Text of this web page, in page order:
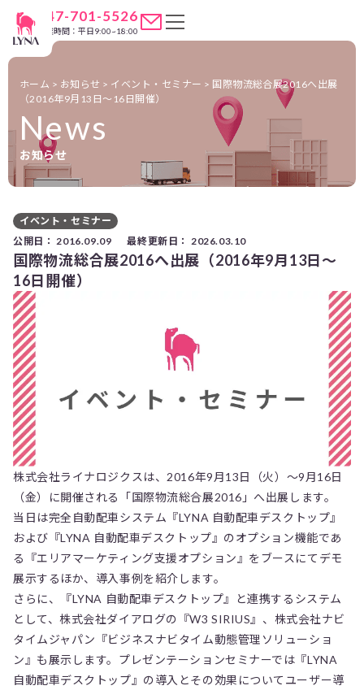
047-701-5526
営業時間：平日9:00~18:00
News
お知らせ
ホーム > お知らせ > イベント・セミナー > 国際物流総合展2016へ出展
（2016年9月13日～16日開催）
イベント・セミナー
公開日： 2016.09.09 最終更新日： 2026.03.10
国際物流総合展2016へ出展（2016年9月13日～
16日開催）
株式会社ライナロジクスは、2016年9月13日（火）～9月16日
（金）に開催される「国際物流総合展2016」へ出展します。
当日は完全自動配車システム『LYNA 自動配車デスクトップ』
および『LYNA 自動配車デスクトップ』のオプション機能であ
る『エリアマーケティング支援オプション』をブースにてデモ
展示するほか、導入事例を紹介します。
さらに、『LYNA 自動配車デスクトップ』と連携するシステム
として、株式会社ダイアログの『W3 SIRIUS』、株式会社ナビ
タイムジャパン『ビジネスナビタイム動態管理ソリューショ
ン』も展示します。プレゼンテーションセミナーでは『LYNA
自動配車デスクトップ』の導入とその効果についてユーザー導